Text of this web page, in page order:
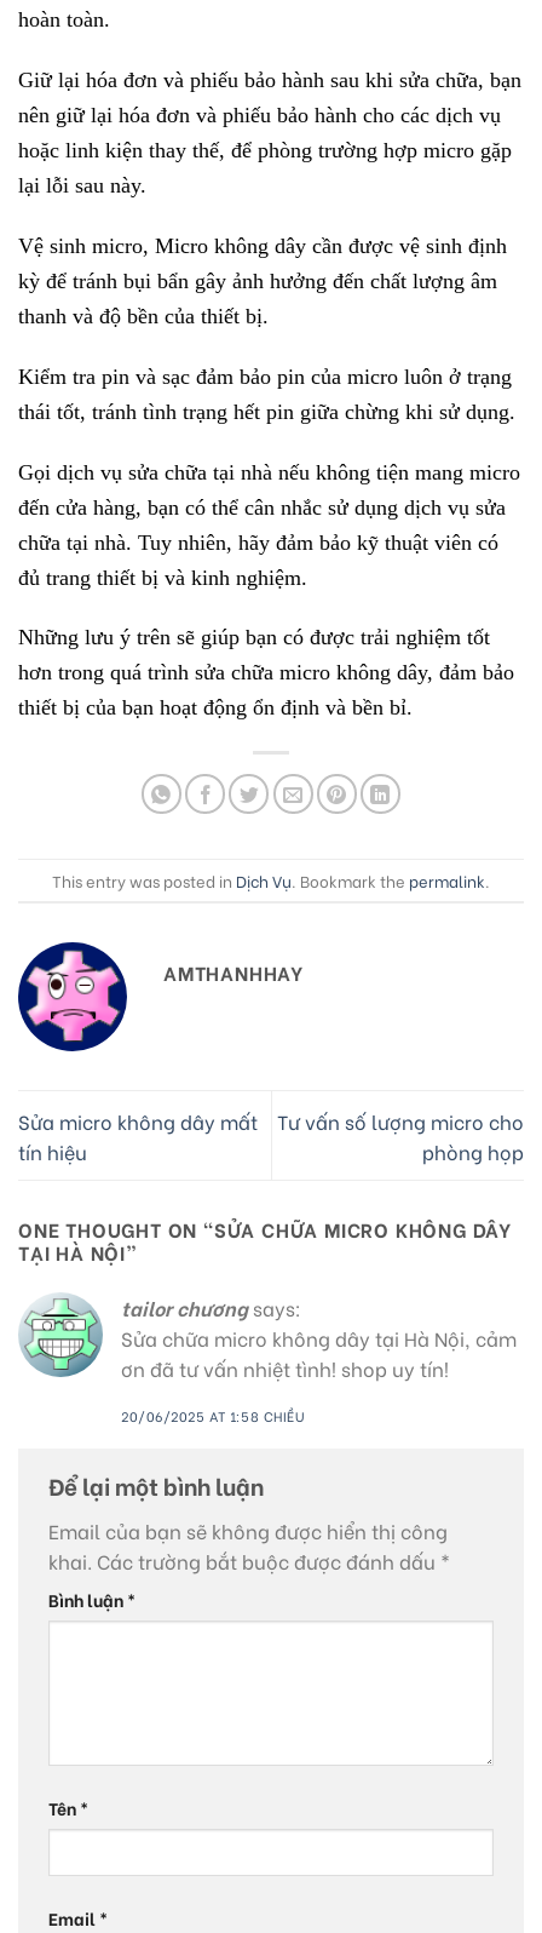
hoàn toàn.
Giữ lại hóa đơn và phiếu bảo hành sau khi sửa chữa, bạn
nên giữ lại hóa đơn và phiếu bảo hành cho các dịch vụ
hoặc linh kiện thay thế, để phòng trường hợp micro gặp
lại lỗi sau này.
Vệ sinh micro, Micro không dây cần được vệ sinh định
kỳ để tránh bụi bẩn gây ảnh hưởng đến chất lượng âm
thanh và độ bền của thiết bị.
Kiểm tra pin và sạc đảm bảo pin của micro luôn ở trạng
thái tốt, tránh tình trạng hết pin giữa chừng khi sử dụng.
Gọi dịch vụ sửa chữa tại nhà nếu không tiện mang micro
đến cửa hàng, bạn có thể cân nhắc sử dụng dịch vụ sửa
chữa tại nhà. Tuy nhiên, hãy đảm bảo kỹ thuật viên có
đủ trang thiết bị và kinh nghiệm.
Những lưu ý trên sẽ giúp bạn có được trải nghiệm tốt
hơn trong quá trình sửa chữa micro không dây, đảm bảo
thiết bị của bạn hoạt động ổn định và bền bỉ.
This entry was posted in Dịch Vụ. Bookmark the permalink.
AMTHANHHAY
Sửa micro không dây mất
tín hiệu
Tư vấn số lượng micro cho
phòng họp
ONE THOUGHT ON “SỬA CHỮA MICRO KHÔNG DÂY
TẠI HÀ NỘI”
tailor chương says:
Sửa chữa micro không dây tại Hà Nội, cảm
ơn đã tư vấn nhiệt tình! shop uy tín!
20/06/2025 AT 1:58 CHIỀU
Để lại một bình luận
Email của bạn sẽ không được hiển thị công
khai. Các trường bắt buộc được đánh dấu *
Bình luận*
Tên*
Email*